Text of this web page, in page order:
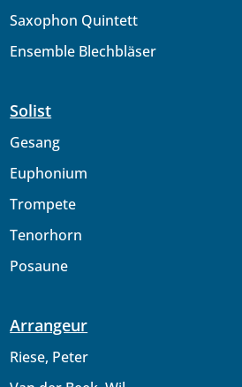
Saxophon Quintett
Ensemble Blechbläser
Solist
Gesang
Euphonium
Trompete
Tenorhorn
Posaune
Arrangeur
Riese, Peter